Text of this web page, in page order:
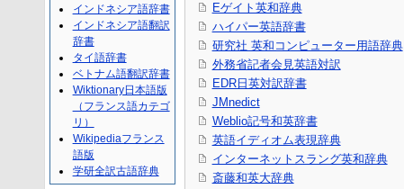
Eゲイト英和辞典
ハイパー英語辞書
研究社 英和コンピューター用語辞典
外務省記者会見英語対訳
EDR日英対訳辞書
JMnedict
Weblio記号和英辞書
英語イディオム表現辞典
インターネットスラング英和辞典
斎藤和英大辞典
インドネシア語辞書
インドネシア語翻訳
辞書
タイ語辞書
ベトナム語翻訳辞書
Wiktionary日本語版
（フランス語カテゴ
リ）
Wikipediaフランス
語版
学研全訳古語辞典